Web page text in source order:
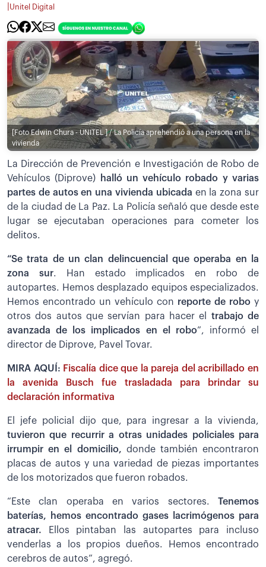
Unitel Digital
[Foto Edwin Chura - UNITEL ] / La Policía aprehendió a una persona en la
vivienda
La Dirección de Prevención e Investigación de Robo de
Vehículos (Diprove) halló un vehículo robado y varias
partes de autos en una vivienda ubicada en la zona sur
de la ciudad de La Paz. La Policía señaló que desde este
lugar se ejecutaban operaciones para cometer los
delitos.
“Se trata de un clan delincuencial que operaba en la
zona sur. Han estado implicados en robo de
autopartes. Hemos desplazado equipos especializados.
Hemos encontrado un vehículo con reporte de robo y
otros dos autos que servían para hacer el trabajo de
avanzada de los implicados en el robo”, informó el
director de Diprove, Pavel Tovar.
MIRA AQUÍ: Fiscalía dice que la pareja del acribillado en
la avenida Busch fue trasladada para brindar su
declaración informativa
El jefe policial dijo que, para ingresar a la vivienda,
tuvieron que recurrir a otras unidades policiales para
irrumpir en el domicilio, donde también encontraron
placas de autos y una variedad de piezas importantes
de los motorizados que fueron robados.
“Este clan operaba en varios sectores. Tenemos
baterías, hemos encontrado gases lacrimógenos para
atracar.
Ellos pintaban las autopartes para incluso
venderlas a los propios dueños. Hemos encontrado
cerebros de autos”, agregó.